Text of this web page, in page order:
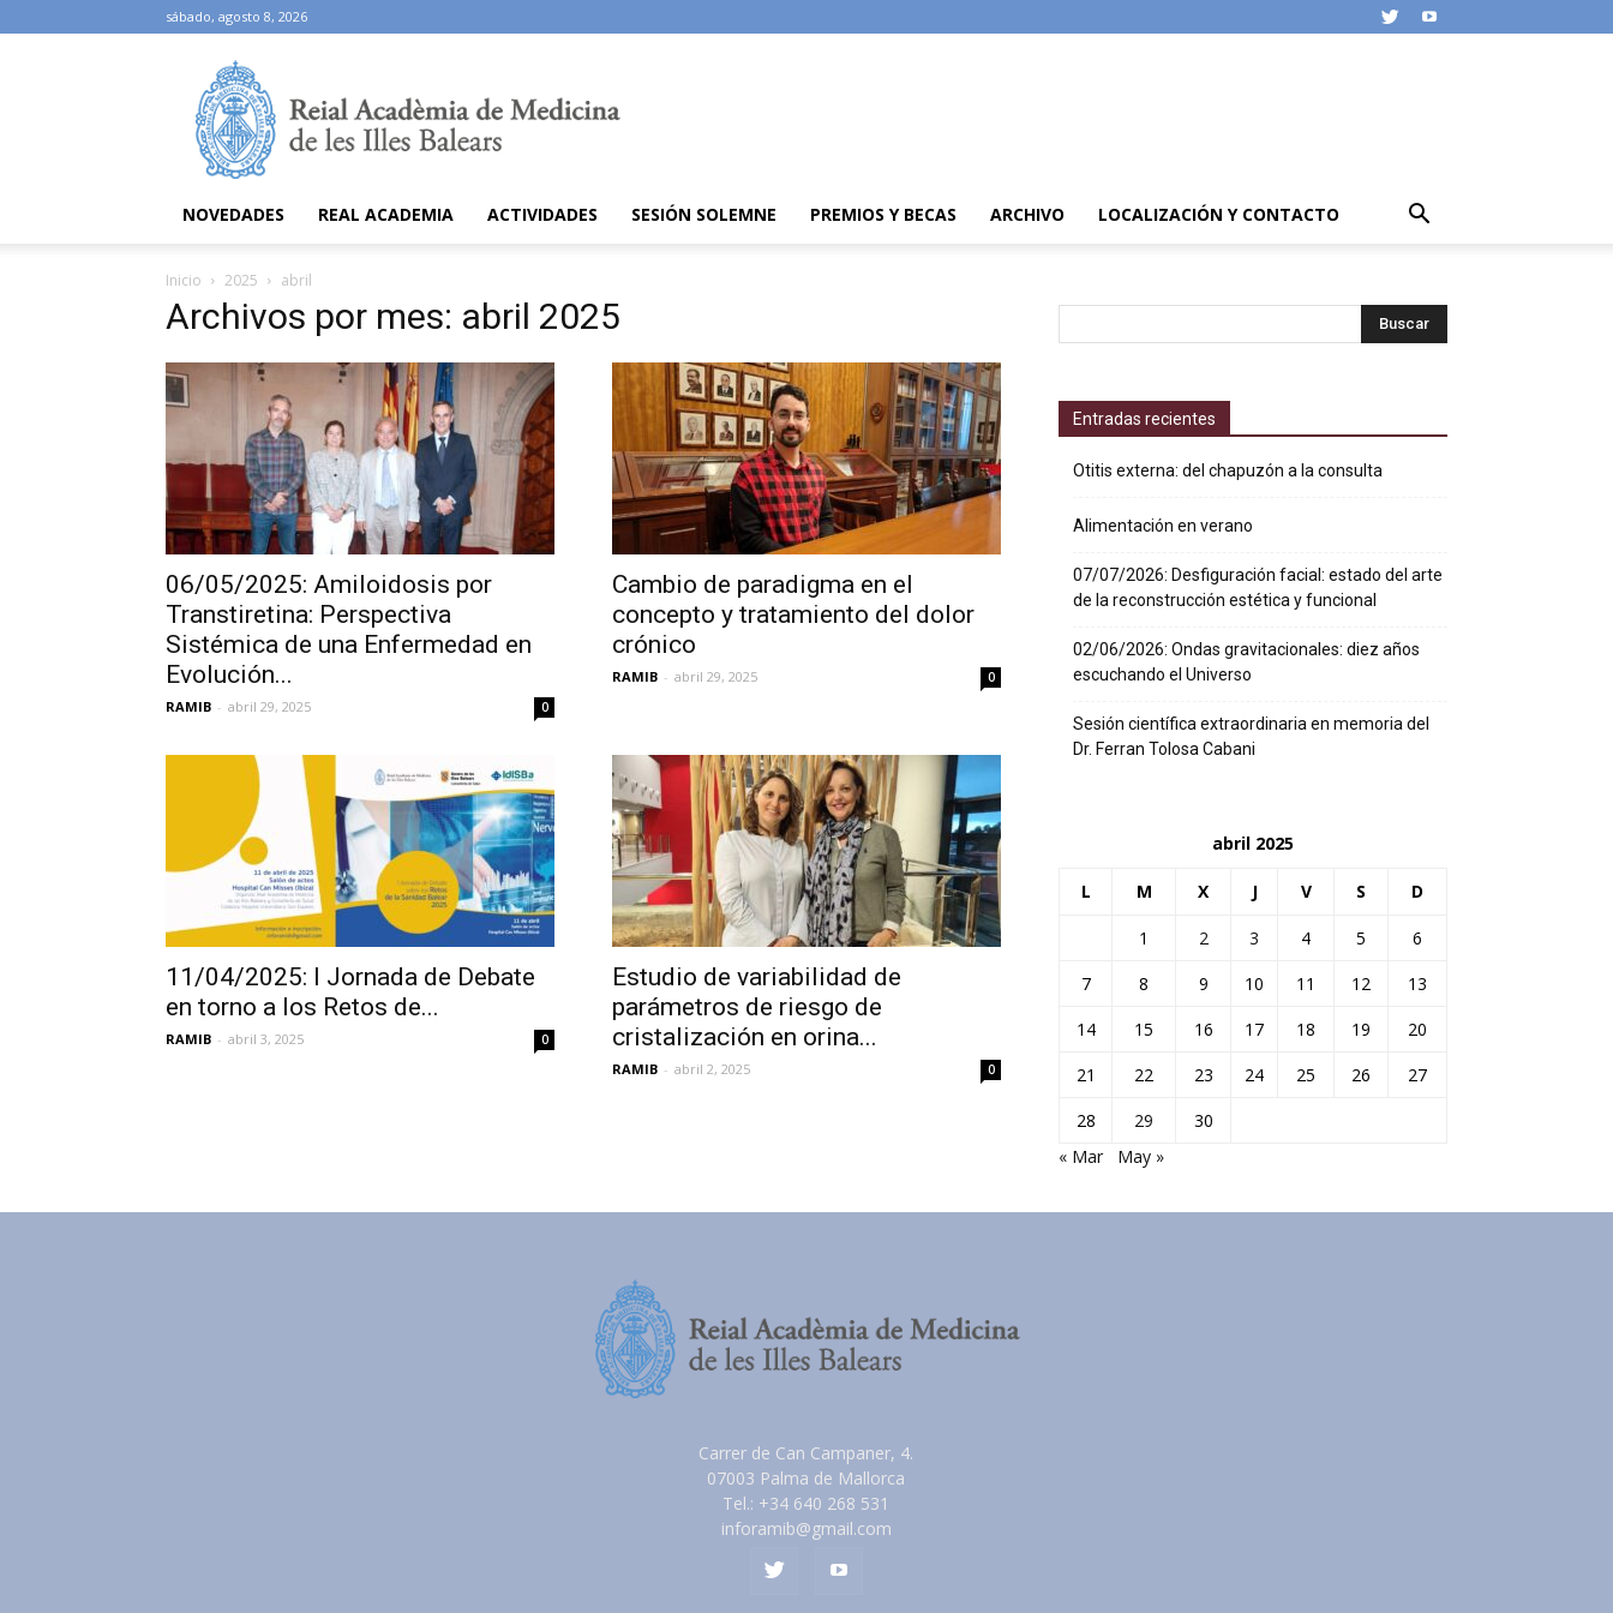
sábado, agosto 8, 2026
NOVEDADES REAL ACADEMIA ACTIVIDADES SESIÓN SOLEMNE PREMIOS Y BECAS ARCHIVO LOCALIZACIÓN Y CONTACTO
Inicio 2025 abril
Archivos por mes: abril 2025
06/05/2025: Amiloidosis por
Transtiretina: Perspectiva
Sistémica de una Enfermedad en
Evolución...
RAMIB - abril 29, 2025 0
Cambio de paradigma en el
concepto y tratamiento del dolor
crónico
RAMIB - abril 29, 2025 0
11/04/2025: I Jornada de Debate
en torno a los Retos de...
RAMIB - abril 3, 2025 0
Estudio de variabilidad de
parámetros de riesgo de
cristalización en orina...
RAMIB - abril 2, 2025 0
Entradas recientes
Otitis externa: del chapuzón a la consulta
Alimentación en verano
07/07/2026: Desfiguración facial: estado del arte
de la reconstrucción estética y funcional
02/06/2026: Ondas gravitacionales: diez años
escuchando el Universo
Sesión científica extraordinaria en memoria del
Dr. Ferran Tolosa Cabani
abril 2025
L M X J V S D
1 2 3 4 5
6
7
8 9 10 11 12
13
14
15 16 17 18 19
20
21
22 23 24 25 26
27
28
29
30
« Mar
May »
Carrer de Can Campaner, 4.
07003 Palma de Mallorca
Tel.: +34 640 268 531
inforamib@gmail.com